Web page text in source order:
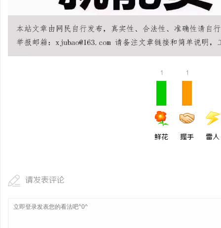
1
鲜花
1
握手 雷人
请发表评论
秘！专业充电桩项目软件开发商，究竟藏着
些行业秘诀？
贝净 AC 国际医疗实验
全解析